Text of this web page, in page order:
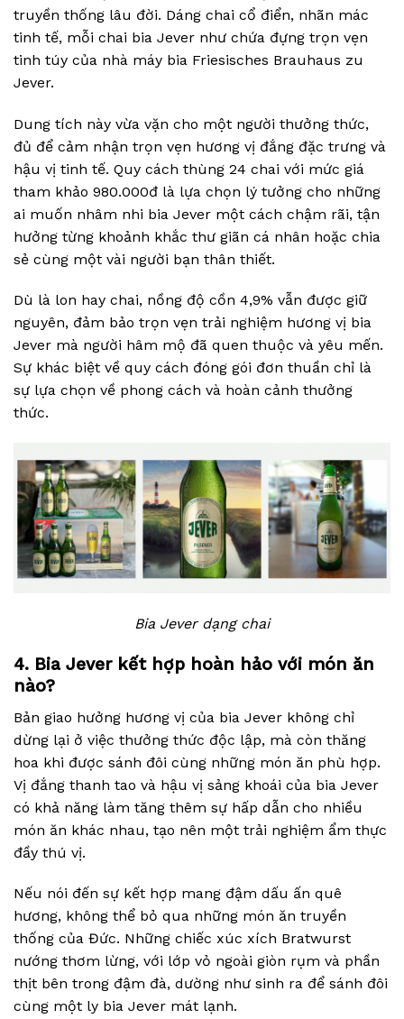
truyền thống lâu đời. Dáng chai cổ điển, nhãn mác
tinh tế, mỗi chai bia Jever như chứa đựng trọn vẹn
tinh túy của nhà máy bia Friesisches Brauhaus zu
Jever.
Dung tích này vừa vặn cho một người thưởng thức,
đủ để cảm nhận trọn vẹn hương vị đắng đặc trưng và
hậu vị tinh tế. Quy cách thùng 24 chai với mức giá
tham khảo 980.000đ là lựa chọn lý tưởng cho những
ai muốn nhâm nhi bia Jever một cách chậm rãi, tận
hưởng từng khoảnh khắc thư giãn cá nhân hoặc chia
sẻ cùng một vài người bạn thân thiết.
Dù là lon hay chai, nồng độ cồn 4,9% vẫn được giữ
nguyên, đảm bảo trọn vẹn trải nghiệm hương vị bia
Jever mà người hâm mộ đã quen thuộc và yêu mến.
Sự khác biệt về quy cách đóng gói đơn thuần chỉ là
sự lựa chọn về phong cách và hoàn cảnh thưởng
thức.
Bia Jever dạng chai
4. Bia Jever kết hợp hoàn hảo với món ăn
nào?
Bản giao hưởng hương vị của bia Jever không chỉ
dừng lại ở việc thưởng thức độc lập, mà còn thăng
hoa khi được sánh đôi cùng những món ăn phù hợp.
Vị đắng thanh tao và hậu vị sảng khoái của bia Jever
có khả năng làm tăng thêm sự hấp dẫn cho nhiều
món ăn khác nhau, tạo nên một trải nghiệm ẩm thực
đầy thú vị.
Nếu nói đến sự kết hợp mang đậm dấu ấn quê
hương, không thể bỏ qua những món ăn truyền
thống của Đức. Những chiếc xúc xích Bratwurst
nướng thơm lừng, với lớp vỏ ngoài giòn rụm và phần
thịt bên trong đậm đà, dường như sinh ra để sánh đôi
cùng một ly bia Jever mát lạnh.